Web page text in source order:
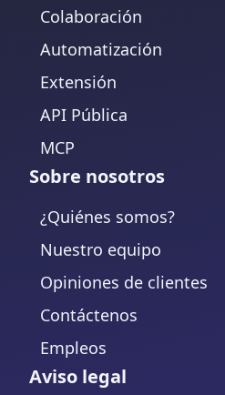
Colaboración
Automatización
Extensión
API Pública
MCP
Sobre nosotros
¿Quiénes somos?
Nuestro equipo
Opiniones de clientes
Contáctenos
Empleos
Aviso legal